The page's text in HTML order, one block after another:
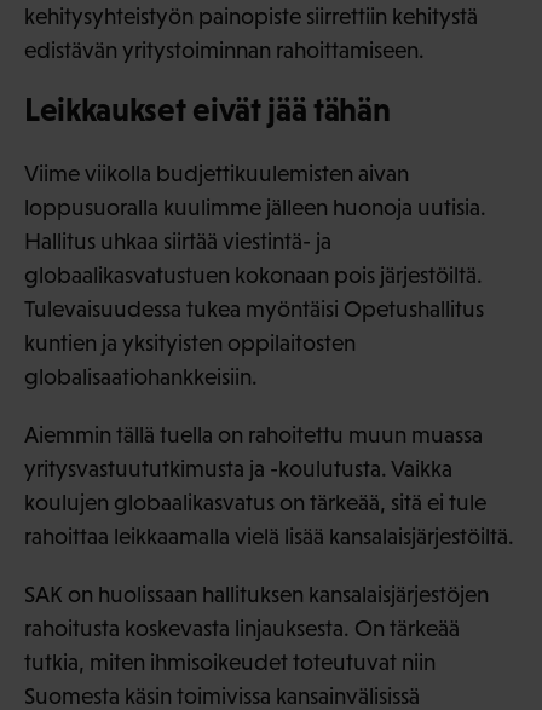
kehitysyhteistyön painopiste siirrettiin kehitystä
edistävän yritystoiminnan rahoittamiseen.
Leikkaukset eivät jää tähän
Viime viikolla budjettikuulemisten aivan
loppusuoralla kuulimme jälleen huonoja uutisia.
Hallitus uhkaa siirtää viestintä- ja
globaalikasvatustuen kokonaan pois järjestöiltä.
Tulevaisuudessa tukea myöntäisi Opetushallitus
kuntien ja yksityisten oppilaitosten
globalisaatiohankkeisiin.
Aiemmin tällä tuella on rahoitettu muun muassa
yritysvastuututkimusta ja -koulutusta. Vaikka
koulujen globaalikasvatus on tärkeää, sitä ei tule
rahoittaa leikkaamalla vielä lisää kansalaisjärjestöiltä.
SAK on huolissaan hallituksen kansalaisjärjestöjen
rahoitusta koskevasta linjauksesta. On tärkeää
tutkia, miten ihmisoikeudet toteutuvat niin
Suomesta käsin toimivissa kansainvälisissä